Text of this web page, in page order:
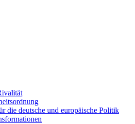
die deutsche und europäische Politik